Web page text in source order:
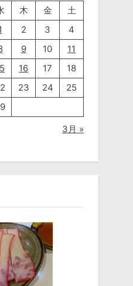
木 金
土
2 3
4
9 10
11
16 17
18
23 24
25
3月 »